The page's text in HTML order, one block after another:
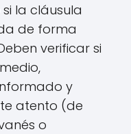
si la cláusula
de forma
verificar si
y
atento (de
o